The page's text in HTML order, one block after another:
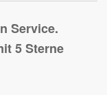
Service.
5 Sterne